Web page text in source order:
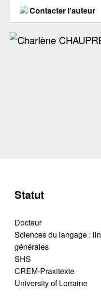
Contacter l'auteur
Statut
Docteur
Sciences du langage :
générales
SHS
CREM-Praxitexte
University of Lorraine